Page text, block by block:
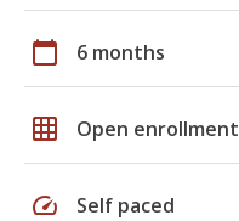
calendar_today 6 months
grid_on Open enrollment
speed Self paced